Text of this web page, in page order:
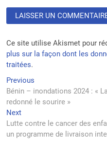
Ce site utilise Akismet pour
plus sur la façon dont les
traitées.
Navigation
de
l’article
Previous
post:
Bénin – inondations 2024 : «
redonné le sourire »
NextNext
post:
Lutte contre le cancer des
un programme de livraison